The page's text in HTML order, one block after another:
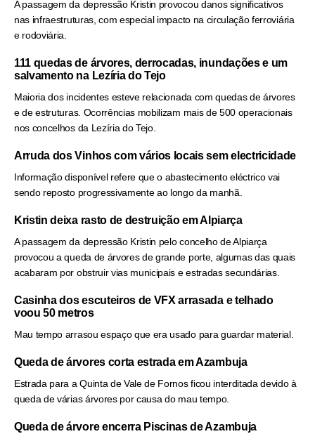
A passagem da depressão Kristin provocou danos significativos
nas infraestruturas, com especial impacto na circulação ferroviária
e rodoviária.
111 quedas de árvores, derrocadas, inundações e um
salvamento na Lezíria do Tejo
Maioria dos incidentes esteve relacionada com quedas de árvores
e de estruturas. Ocorrências mobilizam mais de 500 operacionais
nos concelhos da Lezíria do Tejo.
Arruda dos Vinhos com vários locais sem electricidade
Informação disponível refere que o abastecimento eléctrico vai
sendo reposto progressivamente ao longo da manhã.
Kristin deixa rasto de destruição em Alpiarça
A passagem da depressão Kristin pelo concelho de Alpiarça
provocou a queda de árvores de grande porte, algumas das quais
acabaram por obstruir vias municipais e estradas secundárias.
Casinha dos escuteiros de VFX arrasada e telhado
voou 50 metros
Mau tempo arrasou espaço que era usado para guardar material.
Queda de árvores corta estrada em Azambuja
Estrada para a Quinta de Vale de Fornos ficou interditada devido à
queda de várias árvores por causa do mau tempo.
Queda de árvore encerra Piscinas de Azambuja